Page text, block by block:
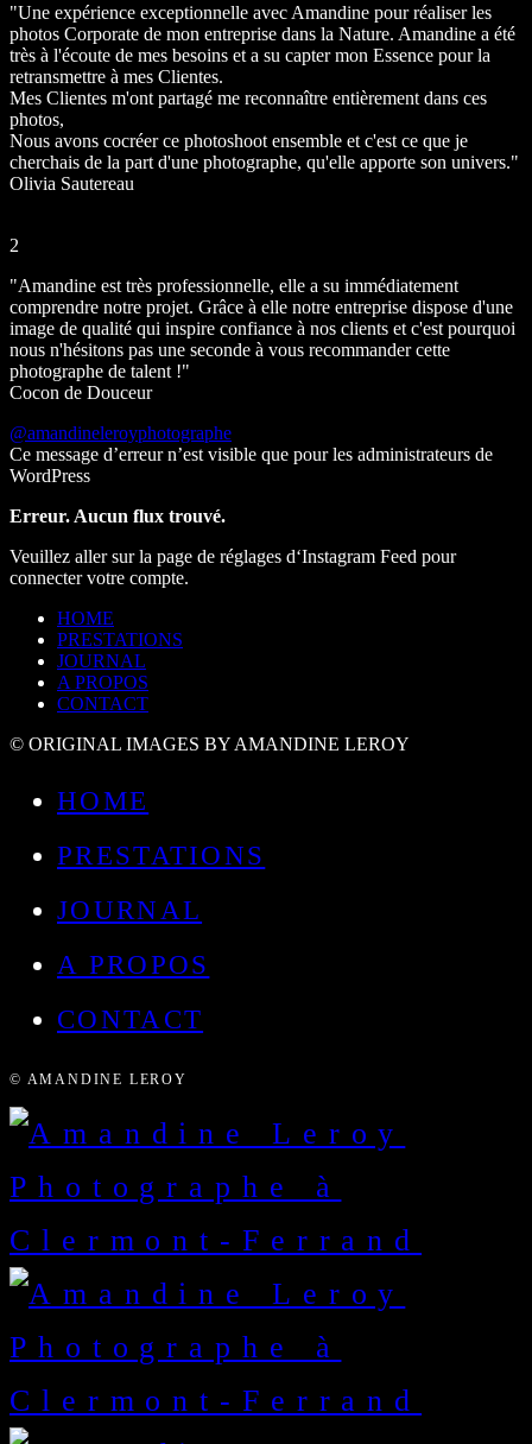
"Une expérience exceptionnelle avec Amandine pour réaliser les
photos Corporate de mon entreprise dans la Nature. Amandine a été
très à l'écoute de mes besoins et a su capter mon Essence pour la
retransmettre à mes Clientes.
Mes Clientes m'ont partagé me reconnaître entièrement dans ces
photos,
Nous avons cocréer ce photoshoot ensemble et c'est ce que je
cherchais de la part d'une photographe, qu'elle apporte son univers."
Olivia Sautereau
2
"Amandine est très professionnelle, elle a su immédiatement
comprendre notre projet. Grâce à elle notre entreprise dispose d'une
image de qualité qui inspire confiance à nos clients et c'est pourquoi
nous n'hésitons pas une seconde à vous recommander cette
photographe de talent !"
Cocon de Douceur
@amandineleroyphotographe
Ce message d’erreur n’est visible que pour les administrateurs de
WordPress
Erreur. Aucun flux trouvé.
Veuillez aller sur la page de réglages d‘Instagram Feed pour
connecter votre compte.
HOME
PRESTATIONS
JOURNAL
A PROPOS
CONTACT
© ORIGINAL IMAGES BY AMANDINE LEROY
HOME
PRESTATIONS
JOURNAL
A PROPOS
CONTACT
© AMANDINE LEROY